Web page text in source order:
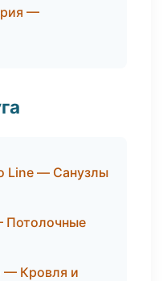
—
Line — Санузлы
Потолочные
— Кровля и